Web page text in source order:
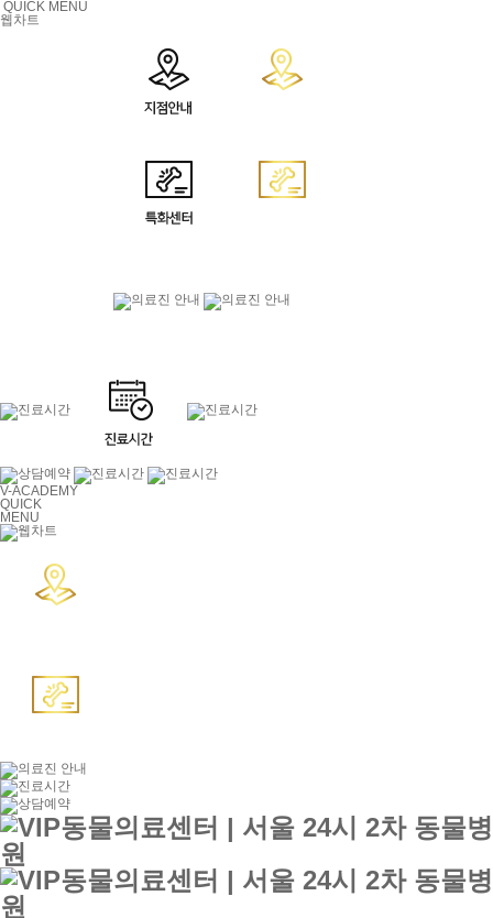
QUICK MENU
웹차트
V-ACADEMY
QUICK
MENU